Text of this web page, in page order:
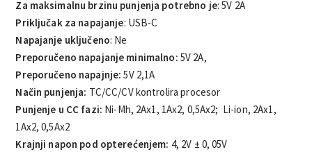
Za maksimalnu brzinu punjenja potrebno je: 5V 2A
Priključak za napajanje: USB-C
Napajanje uključeno: Ne
Preporučeno napajanje minimalno: 5V 2A,
Preporučeno napajnje: 5V 2,1A
Način punjenja: TC/CC/CV kontrolira procesor
Punjenje u CC fazi: Ni-Mh, 2Ax1, 1Ax2, 0,5Ax2; Li-ion, 2Ax1,
1Ax2, 0,5Ax2
Krajnji napon pod opterećenjem: 4, 2V ± 0, 05V